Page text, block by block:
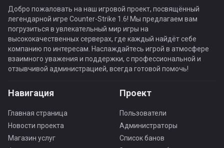
Добро пожаловать на наш игровой проект, посвящённый
легендарной игре Counter-Strike 1.6! Мы предлагаем вам
погрузиться в увлекательный мир игры на
высококачественных серверах, где каждый найдёт себе
компанию по интересам. Наслаждайтесь игрой в атмосфере
взаимного уважения и поддержки, с профессиональной и
отзывчивой администрацией, всегда готовой помочь!
Навигация
Главная страница
Новости проекта
Магазин услуг
Проект
Пользователи
Администраторы
Список банов